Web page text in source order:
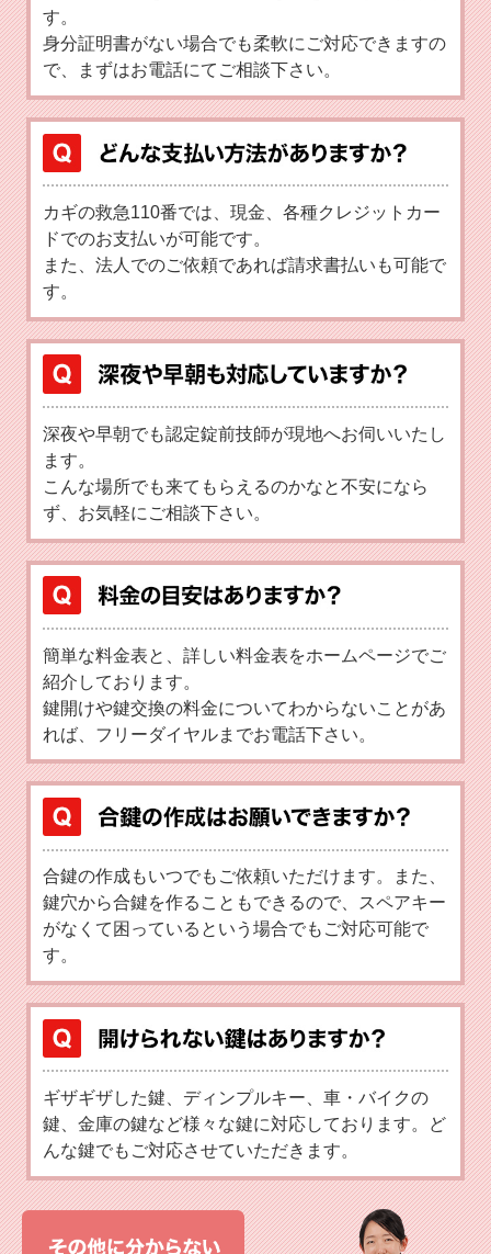
す。
身分証明書がない場合でも柔軟にご対応できますの
で、まずはお電話にてご相談下さい。
カギの救急110番では、現金、各種クレジットカー
ドでのお支払いが可能です。
また、法人でのご依頼であれば請求書払いも可能で
す。
深夜や早朝でも認定錠前技師が現地へお伺いいたし
ます。
こんな場所でも来てもらえるのかなと不安になら
ず、お気軽にご相談下さい。
簡単な料金表と、詳しい料金表をホームページでご
紹介しております。
鍵開けや鍵交換の料金についてわからないことがあ
れば、フリーダイヤルまでお電話下さい。
合鍵の作成もいつでもご依頼いただけます。また、
鍵穴から合鍵を作ることもできるので、スペアキー
がなくて困っているという場合でもご対応可能で
す。
ギザギザした鍵、ディンプルキー、車・バイクの
鍵、金庫の鍵など様々な鍵に対応しております。ど
んな鍵でもご対応させていただきます。